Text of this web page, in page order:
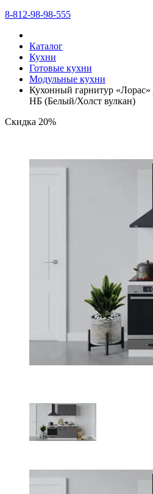
8-812-98-98-555
Каталог
Кухни
Готовые кухни
Модульные кухни
Кухонный гарнитур
НБ (Белый/Холст вулкан)
Скидка 20%